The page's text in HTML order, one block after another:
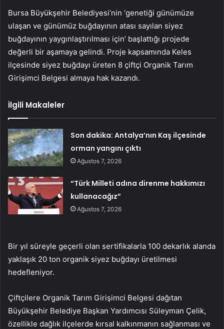
Bursa Büyükşehir Belediyesi’nin ‘genetiği günümüze
ulaşan ve günümüz buğdayının atası sayılan siyez
buğdayının yaygınlaştırılması için’ başlattığı projede
değerli bir aşamaya gelindi. Proje kapsamında Keles
ilçesinde siyez buğdayı üreten 8 çiftçi Organik Tarım
Girişimci Belgesi almaya hak kazandı.
İlgili Makaleler
Son dakika: Antalya’nın Kaş ilçesinde
orman yangını çıktı
Ağustos 7, 2026
“Türk Milleti adına direnme hakkımızı
kullanacağız”
Ağustos 7, 2026
Bir yıl süreyle geçerli olan sertifikalarla 100 dekarlık alanda
yaklaşık 20 ton organik siyez buğdayı üretilmesi
hedefleniyor.
Çiftçilere Organik Tarım Girişimci Belgesi dağıtan
Büyükşehir Belediye Başkan Yardımcısı Süleyman Çelik,
özellikle dağlık ilçelerde kırsal kalkınmanın sağlanması ve